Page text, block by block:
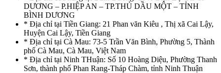
DƯƠNG – P.HIỆP AN – TP.THỦ DẦU MỘT – TỈNH
BÌNH DƯƠNG
* Địa chỉ tại Tiền Giang: 21 Phan văn Kiêu , Thị xã Cai Lậy,
Huyện Cai Lậy, Tiền Giang
* Địa chỉ tại Cà Mau: 73-5 Trần Văn Bình, Phường 5, Thành
phố Cà Mau, Cà Mau, Việt Nam
* Địa chỉ tại Ninh THuận: Số 10 Hoàng Diệu, Phường Thanh
Sơn, thành phố Phan Rang-Tháp Chàm, tỉnh Ninh Thuận